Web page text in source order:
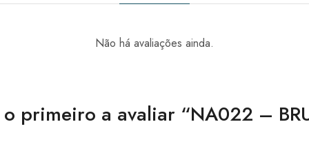
Não há avaliações ainda.
primeiro a avaliar “NA022 –